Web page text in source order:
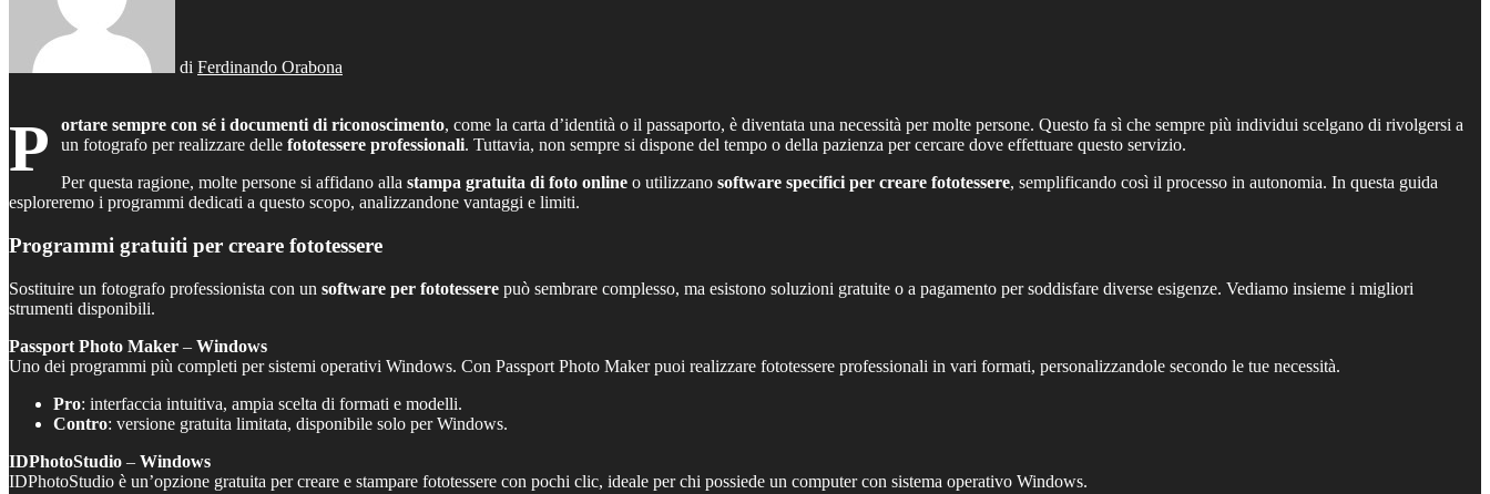
di Ferdinando Orabona
P ortare sempre con sé i documenti di riconoscimento, come la carta d’identità o il passaporto, è diventata una necessità per molte persone. Questo fa sì che sempre più individui scelgano di rivolgersi a
un fotografo per realizzare delle fototessere professionali. Tuttavia, non sempre si dispone del tempo o della pazienza per cercare dove effettuare questo servizio.
Per questa ragione, molte persone si affidano alla stampa gratuita di foto online o utilizzano software specifici per creare fototessere, semplificando così il processo in autonomia. In questa guida
esploreremo i programmi dedicati a questo scopo, analizzandone vantaggi e limiti.
Programmi gratuiti per creare fototessere
Sostituire un fotografo professionista con un software per fototessere può sembrare complesso, ma esistono soluzioni gratuite o a pagamento per soddisfare diverse esigenze. Vediamo insieme i migliori
strumenti disponibili.
Passport Photo Maker – Windows
Uno dei programmi più completi per sistemi operativi Windows. Con Passport Photo Maker puoi realizzare fototessere professionali in vari formati, personalizzandole secondo le tue necessità.
Pro: interfaccia intuitiva, ampia scelta di formati e modelli.
Contro: versione gratuita limitata, disponibile solo per Windows.
IDPhotoStudio – Windows
IDPhotoStudio è un’opzione gratuita per creare e stampare fototessere con pochi clic, ideale per chi possiede un computer con sistema operativo Windows.